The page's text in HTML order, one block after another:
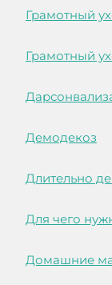
Грамотный
Грамотный
Демодекоз
Длительно
Для чего
Домашние